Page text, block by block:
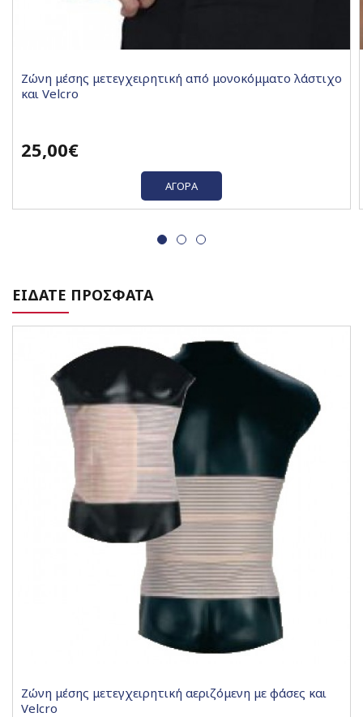
Ζώνη μέσης μετεγχειρητική από μονοκόμματο λάστιχο
και Velcro
25,00€
ΑΓΟΡΆ
ΕΙΔΑΤΕ ΠΡΟΣΦΑΤΑ
Ζώνη μέσης μετεγχειρητική αεριζόμενη με φάσες και
Velcro